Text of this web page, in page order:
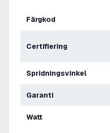
Färgkod
Certifiering
Spridningsvinkel
Garanti
Watt